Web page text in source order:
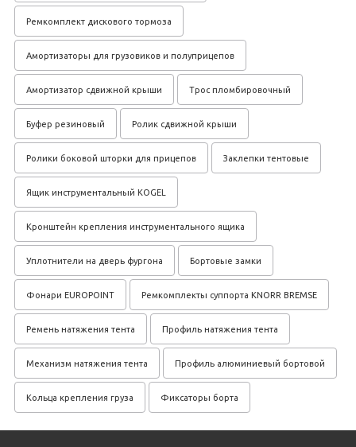
Ремкомплект дискового тормоза
Амортизаторы для грузовиков и полуприцепов
Амортизатор сдвижной крыши Трос пломбировочный
Буфер резиновый Ролик сдвижной крыши
Ролики боковой шторки для прицепов Заклепки тентовые
Ящик инструментальный KOGEL
Кронштейн крепления инструментального ящика
Уплотнители на дверь фургона Бортовые замки
Фонари EUROPOINT Ремкомплекты суппорта KNORR BREMSE
Ремень натяжения тента Профиль натяжения тента
Механизм натяжения тента Профиль алюминиевый бортовой
Кольца крепления груза Фиксаторы борта